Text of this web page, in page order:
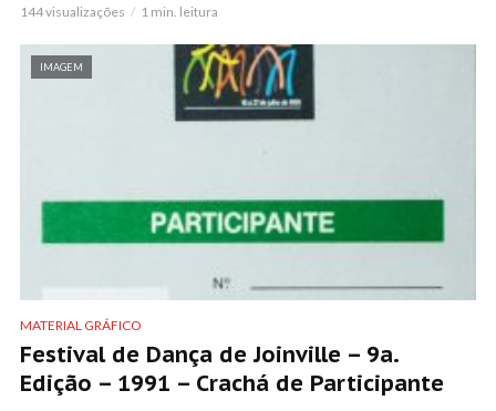
144 visualizações 1 min. leitura
IMAGEM
MATERIAL GRÁFICO
Festival de Dança de Joinville – 9a.
Edição – 1991 – Crachá de Participante